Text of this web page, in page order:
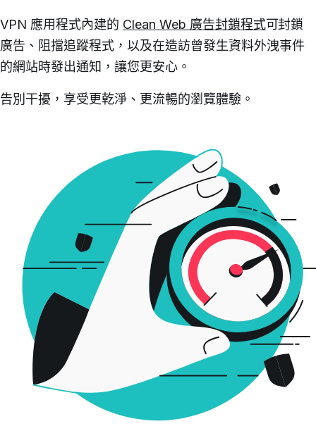
VPN 應用程式內建的 Clean Web 廣告封鎖程式可封鎖
廣告、阻擋追蹤程式，以及在造訪曾發生資料外洩事件
的網站時發出通知，讓您更安心。
告別干擾，享受更乾淨、更流暢的瀏覽體驗。